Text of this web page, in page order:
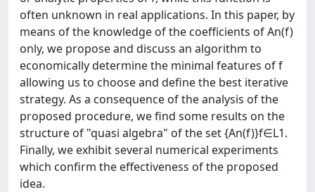
often unknown in real applications. In this paper, by
means of the knowledge of the coefficients of An(f)
only, we propose and discuss an algorithm to
economically determine the minimal features of f
allowing us to choose and define the best iterative
strategy. As a consequence of the analysis of the
proposed procedure, we find some results on the
structure of "quasi algebra" of the set {An(f)}f∈L1.
Finally, we exhibit several numerical experiments
which confirm the effectiveness of the proposed
idea.